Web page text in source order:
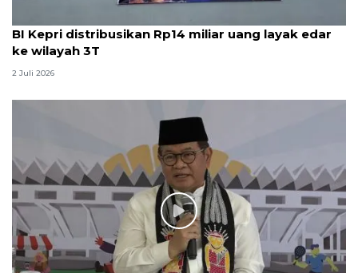
BI Kepri distribusikan Rp14 miliar uang layak edar
ke wilayah 3T
2 Juli 2026